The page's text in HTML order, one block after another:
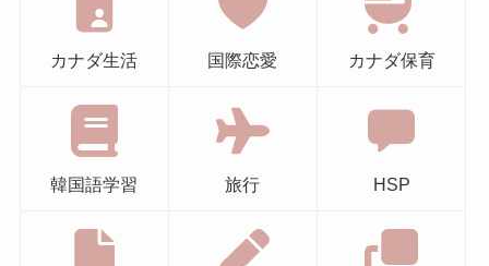
カナダ生活 国際恋愛 カナダ保育
韓国語学習 旅行 HSP